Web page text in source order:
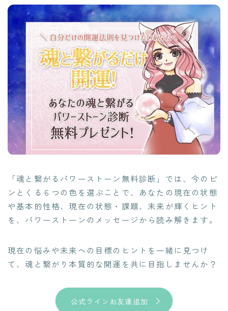
「魂と繋がるパワーストーン無料診断」では、今のピ
ンとくる６つの色を選ぶことで、あなたの現在の状態
や基本的性格、現在の状態・課題、未来が輝くヒント
を、パワーストーンのメッセージから読み解きます。
現在の悩みや未来への目標のヒントを一緒に見つけ
て、魂と繋がり本質的な開運を共に目指しませんか？
公式ラインお友達追加